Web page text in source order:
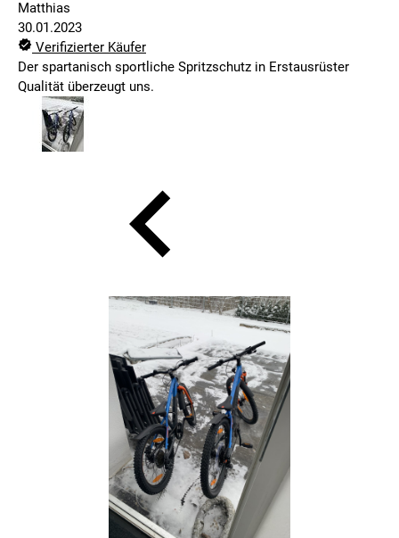
Matthias
30.01.2023
Verifizierter Käufer
Der spartanisch sportliche Spritzschutz in Erstausrüster
Qualität überzeugt uns.